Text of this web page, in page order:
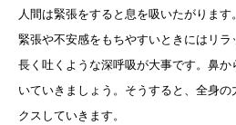
人間は緊張をすると息を吸いたがります。
緊張や不安感をもちやすいときにはリラ
長く吐くような深呼吸が大事です。鼻
いていきましょう。そうすると、全身
クスしていきます。